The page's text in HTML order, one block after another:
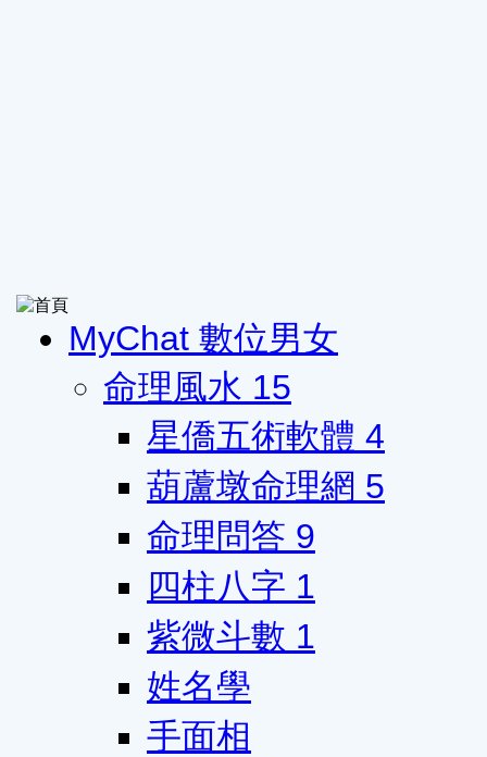
MyChat 數位男女
命理風水 15
星僑五術軟體 4
葫蘆墩命理網 5
命理問答 9
四柱八字 1
紫微斗數 1
姓名學
手面相